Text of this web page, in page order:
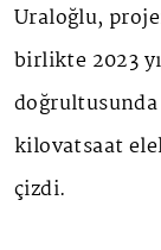
Uraloğlu,
birlikte 2023
kilovatsaat
çizdi.